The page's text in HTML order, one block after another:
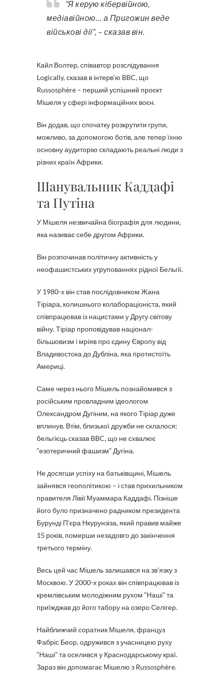
“Я керую кібервійною,
медіавійною… а Пригожин веде
військові дії”, – сказав він.
Кайл Волтер, співавтор розслідування
Logically, сказав в інтерв’ю BBC, що
Russosphère – перший успішний проєкт
Мішеля у сфері інформаційних воєн.
Він додав, що спочатку розкрутити групи,
можливо, за допомогою ботів, але тепер їхню
основну аудиторію складають реальні люди з
різних країн Африки.
Шанувальник Каддафі
та Путіна
У Мішеля незвичайна біографія для людини,
яка називає себе другом Африки.
Він розпочинав політичну активність у
неофашистських угрупованнях рідної Бельгії.
У 1980-х він став послідовником Жана
Тіріара, колишнього колабораціоніста, який
співпрацював із нацистами у Другу світову
війну. Тіріар проповідував націонал-
більшовизм і мріяв про єдину Європу від
Владивостока до Дубліна, яка протистоїть
Америці.
Саме через нього Мішель познайомився з
російським провладним ідеологом
Олександром Дугіним, на якого Тіріар дуже
вплинув. Втім, близької дружби не склалося:
бельгієць сказав BBC, що не схвалює
“езотеричний фашизм” Дугіна.
Не досягши успіху на батьківщині, Мішель
зайнявся геополітикою – і став прихильником
правителя Лівії Муаммара Каддафі. Пізніше
його було призначено радником президента
Бурунді П’єра Нкурунзіза, який правив майже
15 років, померши незадовго до закінчення
третього терміну.
Весь цей час Мішель залишався на зв’язку з
Москвою. У 2000-х роках він співпрацював із
кремлівським молодіжним рухом “Наші” та
приїжджав до його табору на озеро Селігер.
Найближчий соратник Мішеля, француз
Фабріс Беор, одружився з учасницею руху
“Наші” та оселився у Краснодарському краї.
Зараз він допомагає Мішелю з Russosphère.